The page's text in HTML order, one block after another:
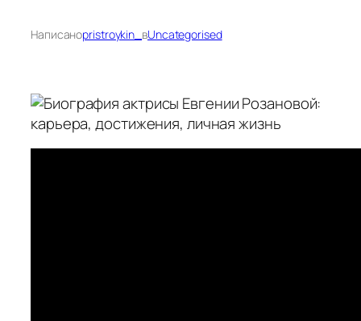
Написаноpristroykin_ вUncategorised